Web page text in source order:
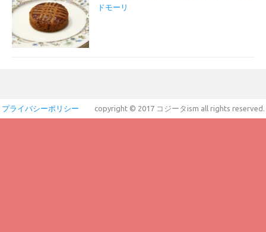
ドモーリ
プライバシーポリシー copyright © 2017 コジータism all rights reserved.